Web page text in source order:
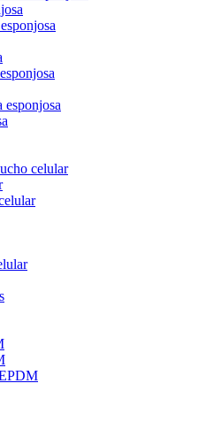
esponjosa
celular